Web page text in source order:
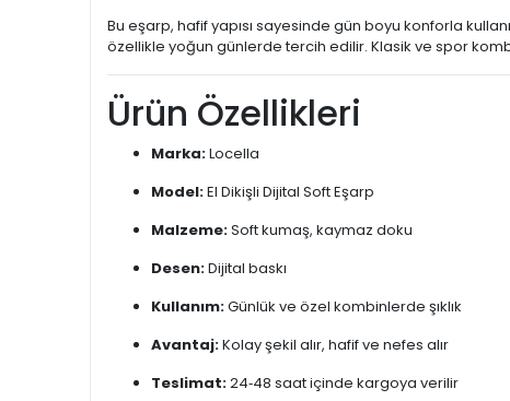
Bu eşarp, hafif yapısı sayesinde gün boyu konforla
özellikle yoğun günlerde tercih edilir. Klasik ve spor
Ürün Özellikleri
Marka:Locella
Model:El Dikişli Dijital Soft Eşarp
Malzeme:Soft kumaş, kaymaz doku
Desen:Dijital baskı
Kullanım:Günlük ve özel kombinlerde şıklık
Avantaj:Kolay şekil alır, hafif ve nefes alır
Teslimat:24‑48 saat içinde kargoya verilir